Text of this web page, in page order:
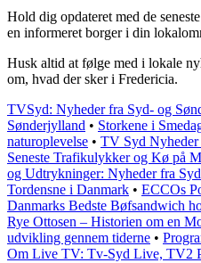
Hold dig opdateret med de
en informeret borger i din
Husk altid at følge med i lokale
om, hvad der sker i Fredericia.
TVSyd: Nyheder fra Syd- og
Sønderjylland • Storkene i
naturoplevelse • TV Syd Nyheder
Seneste Trafikulykker og Kø på
og Udtrykninger: Nyheder fra
Tordensne i Danmark • ECCOs
Danmarks Bedste Bøfsandwich
Rye Ottosen – Historien om en
udvikling gennem tiderne •
Om Live TV: Tv-Syd Live, TV2